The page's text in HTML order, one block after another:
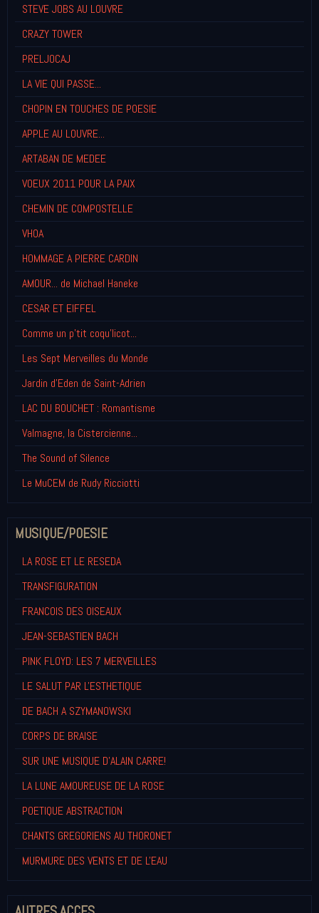
STEVE JOBS AU LOUVRE
CRAZY TOWER
PRELJOCAJ
LA VIE QUI PASSE...
CHOPIN EN TOUCHES DE POESIE
APPLE AU LOUVRE...
ARTABAN DE MEDEE
VOEUX 2011 POUR LA PAIX
CHEMIN DE COMPOSTELLE
VHOA
HOMMAGE A PIERRE CARDIN
AMOUR... de Michael Haneke
CESAR ET EIFFEL
Comme un p'tit coqu'licot...
Les Sept Merveilles du Monde
Jardin d'Eden de Saint-Adrien
LAC DU BOUCHET : Romantisme
Valmagne, la Cistercienne...
The Sound of Silence
Le MuCEM de Rudy Ricciotti
MUSIQUE/POESIE
LA ROSE ET LE RESEDA
TRANSFIGURATION
FRANCOIS DES OISEAUX
JEAN-SEBASTIEN BACH
PINK FLOYD: LES 7 MERVEILLES
LE SALUT PAR L'ESTHETIQUE
DE BACH A SZYMANOWSKI
CORPS DE BRAISE
SUR UNE MUSIQUE D'ALAIN CARRE!
LA LUNE AMOUREUSE DE LA ROSE
POETIQUE ABSTRACTION
CHANTS GREGORIENS AU THORONET
MURMURE DES VENTS ET DE L'EAU